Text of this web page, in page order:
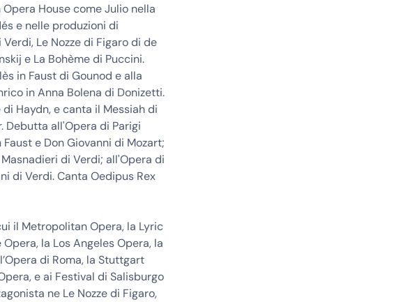
House come Julio nella
e nelle produzioni di
Le Nozze di Figaro di de
e La Bohème di Puccini.
in Faust di Gounod e alla
in Anna Bolena di Donizetti.
Haydn, e canta il Messiah di
Debutta all'Opera di Parigi
e Don Giovanni di Mozart;
di Verdi; all'Opera di
di Verdi. Canta Oedipus Rex
il Metropolitan Opera, la Lyric
la Los Angeles Opera, la
di Roma, la Stuttgart
e ai Festival di Salisburgo
ne Le Nozze di Figaro,